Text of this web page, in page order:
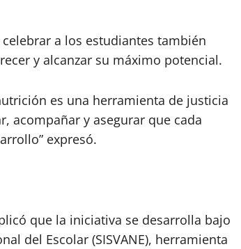
a los estudiantes también
y alcanzar su máximo potencial.
es una herramienta de justicia
acompañar y asegurar que cada
expresó.
que la iniciativa se desarrolla bajo
del Escolar (SISVANE), herramienta